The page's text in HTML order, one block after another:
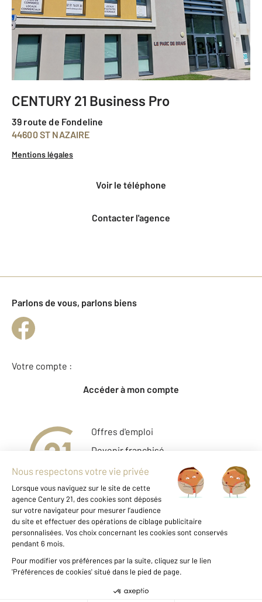
CENTURY 21 Business Pro
39 route de Fondeline
44600 ST NAZAIRE
Mentions légales
voir le téléphone
Contacter l'agence
Parlons de vous, parlons biens
Votre compte :
Accéder à mon compte
Offres d'emploi
Devenir franchisé
Entreprise et commerce
Fine Homes & Estates
International
Mentions légales & CGU